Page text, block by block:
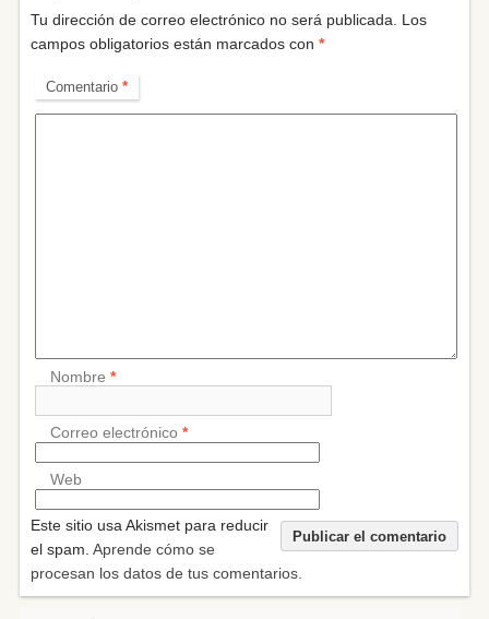
Tu dirección de correo electrónico no será publicada. Los
campos obligatorios están marcados con *
Comentario *
Nombre*
Correo electrónico*
Web
Este sitio usa Akismet para reducir
el spam. Aprende cómo se
procesan los datos de tus comentarios.